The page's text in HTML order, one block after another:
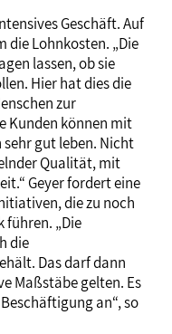
Geschäft. Auf
die Lohnkosten. „Die
lassen, ob sie
Hier hat dies die
zur
Kunden können mit
gut leben. Nicht
Qualität, mit
Geyer fordert eine
die zu noch
führen. „Die
die
Das darf dann
Maßstäbe gelten. Es
an“, so